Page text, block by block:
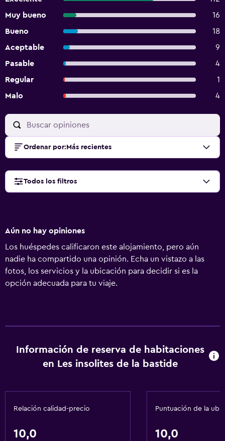
Muy bueno
16
Bueno
18
Aceptable
9
Pasable
4
Regular
1
Malo
4
Ordenar por: Más recientes
Todos los filtros
Aún no hay opiniones
Los huéspedes calificaron este alojamiento, pero aún
nadie ha compartido una opinión. Echa un vistazo a las
fotos, los servicios y la ubicación para decidir si es la
opción adecuada para tu viaje.
Información de reserva de habitaciones
en Les insolites de la bastide
Relación calidad-precio
10,0
Puntuación de la
10,0